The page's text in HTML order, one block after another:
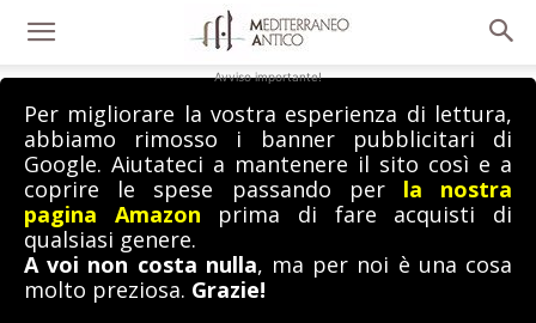
Avviso importante!
Per migliorare la vostra esperienza di lettura,
abbiamo rimosso i banner pubblicitari di
Google. Aiutateci a mantenere il sito così e a
coprire le spese passando per la nostra
pagina Amazon prima di fare acquisti di
qualsiasi genere.
A voi non costa nulla, ma per noi è una cosa
molto preziosa. Grazie!